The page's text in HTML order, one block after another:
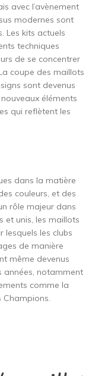
avec l’avènement
modernes sont
Les kits actuels
techniques
de se concentrer
coupe des maillots
sont devenus
éléments
qui reflètent les
dans la matière
couleurs, et des
rôle majeur dans
et unis, les maillots
lesquels les clubs
de manière
même devenus
années, notamment
comme la
Champions.